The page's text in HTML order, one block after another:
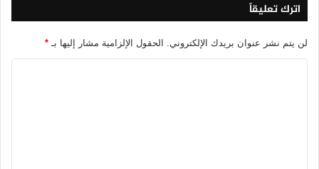
اترك تعليقاً
لن يتم نشر عنوان بريدك الإلكتروني. الحقول الإلزامية مشار إليها بـ *